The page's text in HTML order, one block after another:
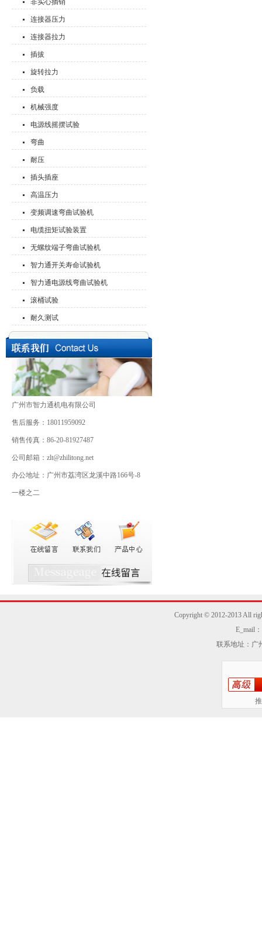
非实心插销
连接器压力
连接器拉力
插拔
旋转拉力
负载
机械强度
电源线摇摆试验
弯曲
耐压
插头插座
高温压力
变频调速弯曲试验机
电缆扭矩试验装置
无螺纹端子弯曲试验机
智力通开关寿命试验机
智力通电源线弯曲试验机
滚桶试验
耐久测试
广州市智力通机电有限公司
售后服务：18011959092
销售传真：86-20-81927487
公司邮箱：zlt@zhilitong.net
办公地址：广州市荔湾区龙溪中路166号-8
一楼之二
Copyright © 2012-2013 All
E_mail
联系地址：广